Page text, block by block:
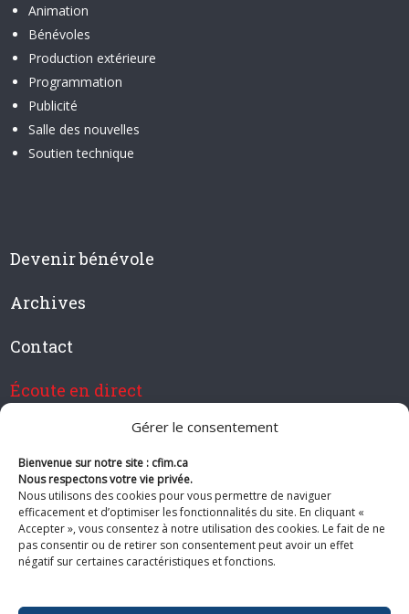
Gérer le consentement
Bienvenue sur notre site : cfim.ca
Nous respectons votre vie privée.
Nous utilisons des cookies pour vous permettre de naviguer
efficacement et d’optimiser les fonctionnalités du site. En cliquant «
Accepter », vous consentez à notre utilisation des cookies. Le fait de ne
pas consentir ou de retirer son consentement peut avoir un effet
négatif sur certaines caractéristiques et fonctions.
Animation
Bénévoles
Production extérieure
Programmation
Publicité
Salle des nouvelles
Soutien technique
Devenir bénévole
Archives
Contact
Écoute en direct
Devenir membre de CFIM
Suivez-nous